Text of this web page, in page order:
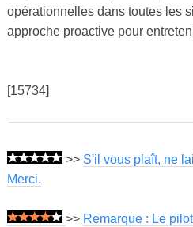
opérationnelles dans toutes les
approche proactive pour
[15734]
>> S'il vous plaît, ne
Merci.
>> Remarque : Le